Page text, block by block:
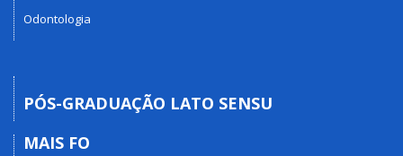
Odontologia
PÓS-GRADUAÇÃO LATO SENSU
MAIS FO